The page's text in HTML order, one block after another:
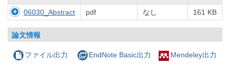
06030_Abstract pdf なし 161 KB
論文情報
ファイル出力 EndNote Basic出力 Mendeley出力